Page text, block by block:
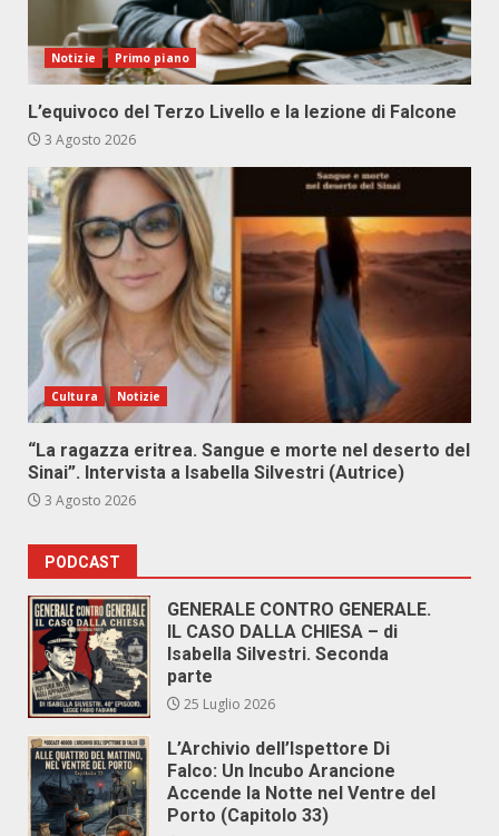
Notizie Primo piano
L’equivoco del Terzo Livello e la lezione di Falcone
3 Agosto 2026
Cultura Notizie
“La ragazza eritrea. Sangue e morte nel deserto del
Sinai”. Intervista a Isabella Silvestri (Autrice)
3 Agosto 2026
PODCAST
GENERALE CONTRO GENERALE.
IL CASO DALLA CHIESA – di
Isabella Silvestri. Seconda
parte
25 Luglio 2026
L’Archivio dell’Ispettore Di
Falco: Un Incubo Arancione
Accende la Notte nel Ventre del
Porto (Capitolo 33)